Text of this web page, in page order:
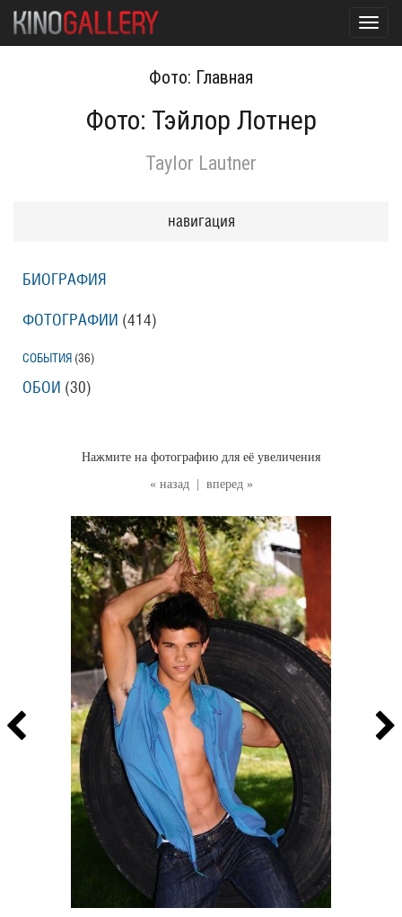
Фото: Главная
Фото: Тэйлор Лотнер
Taylor Lautner
« назад вперед »
Нажмите на фотографию для её увеличения
навигация
БИОГРАФИЯ
ФОТОГРАФИИ (414)
СОБЫТИЯ (36)
ОБОИ (30)